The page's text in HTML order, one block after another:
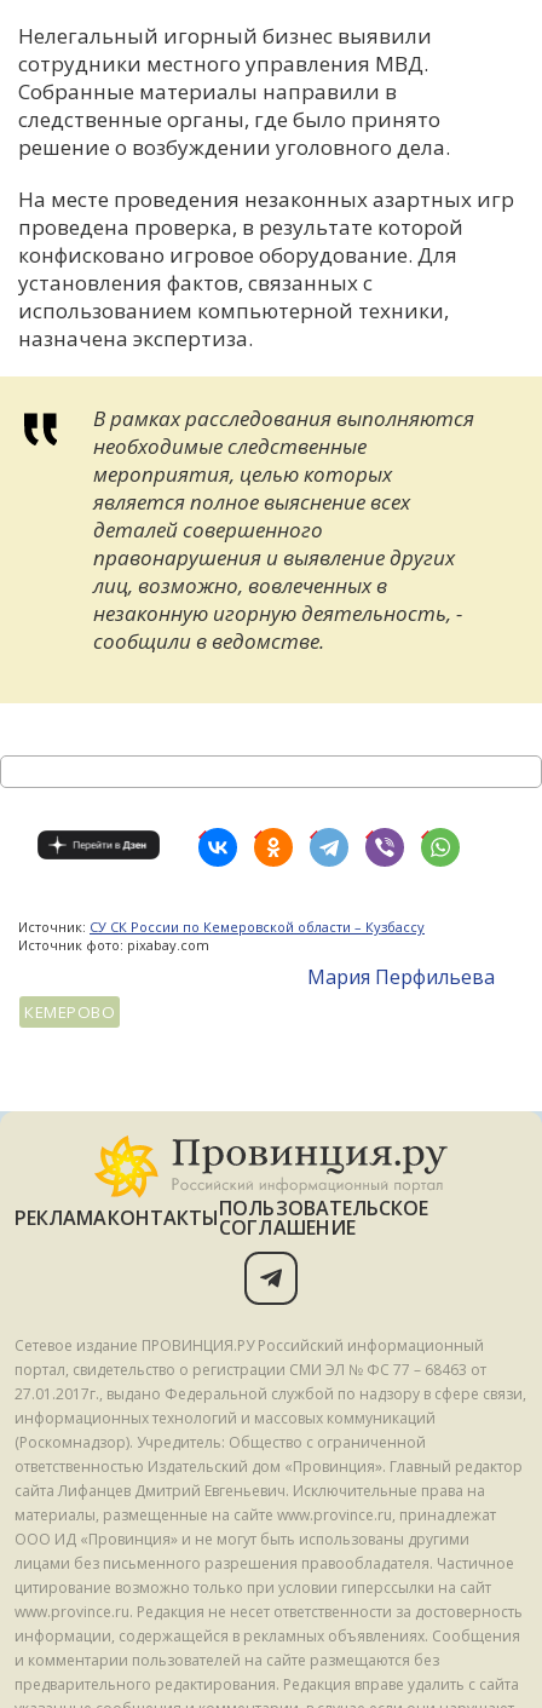
Я
Нелегальный игорный бизнес выявили
сотрудники местного управления МВД.
Собранные материалы направили в
следственные органы, где было принято
решение о возбуждении уголовного дела.
На месте проведения незаконных азартных игр
проведена проверка, в результате которой
конфисковано игровое оборудование. Для
установления фактов, связанных с
использованием компьютерной техники,
назначена экспертиза.
В рамках расследования выполняются
необходимые следственные
мероприятия, целью которых
является полное выяснение всех
деталей совершенного
правонарушения и выявление других
лиц, возможно, вовлеченных в
незаконную игорную деятельность, -
сообщили в ведомстве.
Источник: СУ СК России по Кемеровской области – Кузбассу
Источник фото: pixabay.com
Мария Перфильева
КЕМЕРОВО
РЕКЛАМАКОНТАКТЫПОЛЬЗОВАТЕЛЬСКОЕ
СОГЛАШЕНИЕ
Сетевое издание ПРОВИНЦИЯ.РУ Российский информационный
портал, свидетельство о регистрации СМИ ЭЛ № ФС 77 – 68463 от
27.01.2017г., выдано Федеральной службой по надзору в сфере связи,
информационных технологий и массовых коммуникаций
(Роскомнадзор). Учредитель: Общество с ограниченной
ответственностью Издательский дом «Провинция». Главный редактор
сайта Лифанцев Дмитрий Евгеньевич. Исключительные права на
материалы, размещенные на сайте www.province.ru, принадлежат
ООО ИД «Провинция» и не могут быть использованы другими
лицами без письменного разрешения правообладателя. Частичное
цитирование возможно только при условии гиперссылки на сайт
www.province.ru. Редакция не несет ответственности за достоверность
информации, содержащейся в рекламных объявлениях. Сообщения
и комментарии пользователей на сайте размещаются без
предварительного редактирования. Редакция вправе удалить с сайта